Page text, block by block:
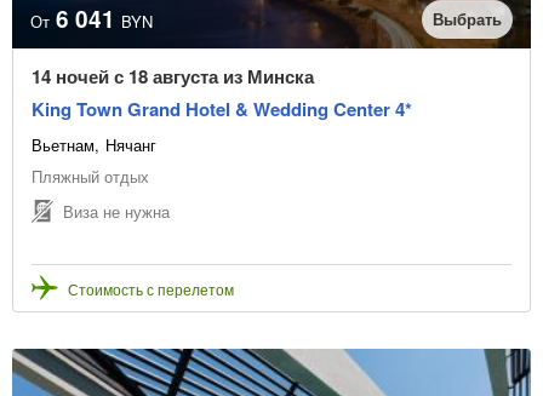
От 6 041 BYN Выбрать
14 ночей с 18 августа из Минска
King Town Grand Hotel & Wedding Center 4*
Вьетнам Нячанг
Пляжный отдых
Виза не нужна
Стоимость с перелетом